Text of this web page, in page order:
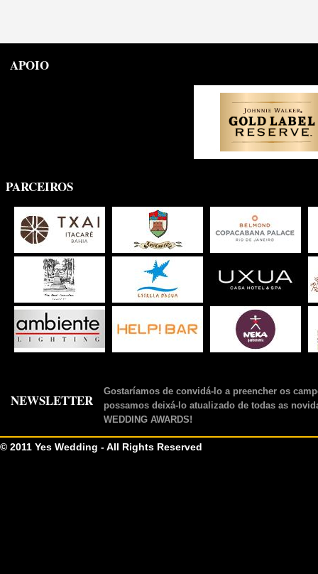
APOIO
PARCEIROS
NEWSLETTER
Gostaríamos de convidá-lo a preencher os
possamos deixá-lo atualizado de todas as
WEDDING AWARDS!
© 2011 Yes Wedding - All Rights Reserved